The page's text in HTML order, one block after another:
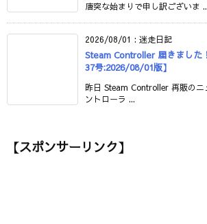
唐突な始まりで申し訳ございま
2026/08/01 : 迷走日記
Steam Controller 届きました
37号:2026/08/01版】
昨日 Steam Controller 再販のニ
ントローラ ...
【スポンサーリンク】